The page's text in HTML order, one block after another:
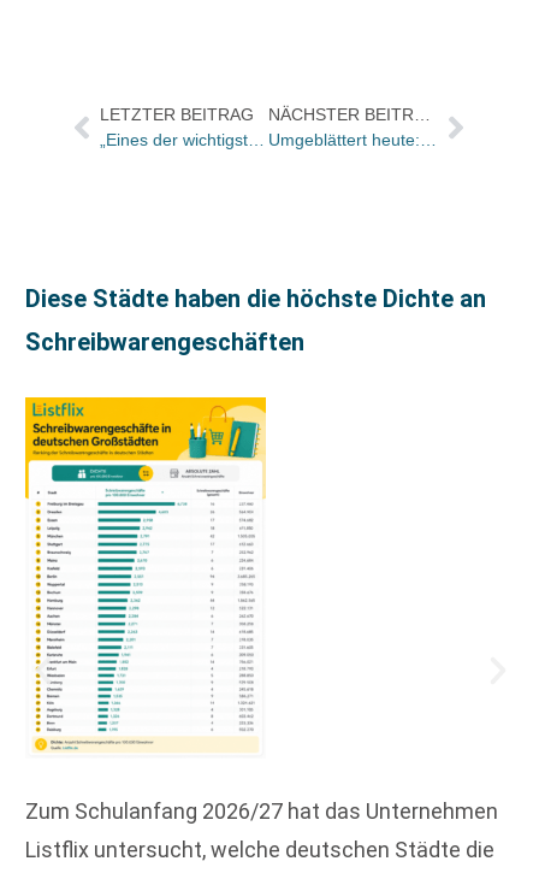
LETZTER BEITRAG
„Eines der wichtigsten Prinzipien des friedlichen Zusammenlebens ist das Recht eines jeden Menschen, seine Meinung frei zu äußern“
Diese Städte haben die höchste Dichte an
Schreibwarengeschäften
Zum Schulanfang 2026/27 hat das Unternehmen
Listflix untersucht, welche deutschen Städte die